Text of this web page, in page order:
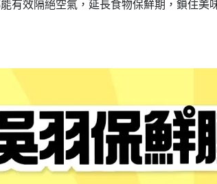
有效隔絕空氣，延長食物保鮮期，鎖住